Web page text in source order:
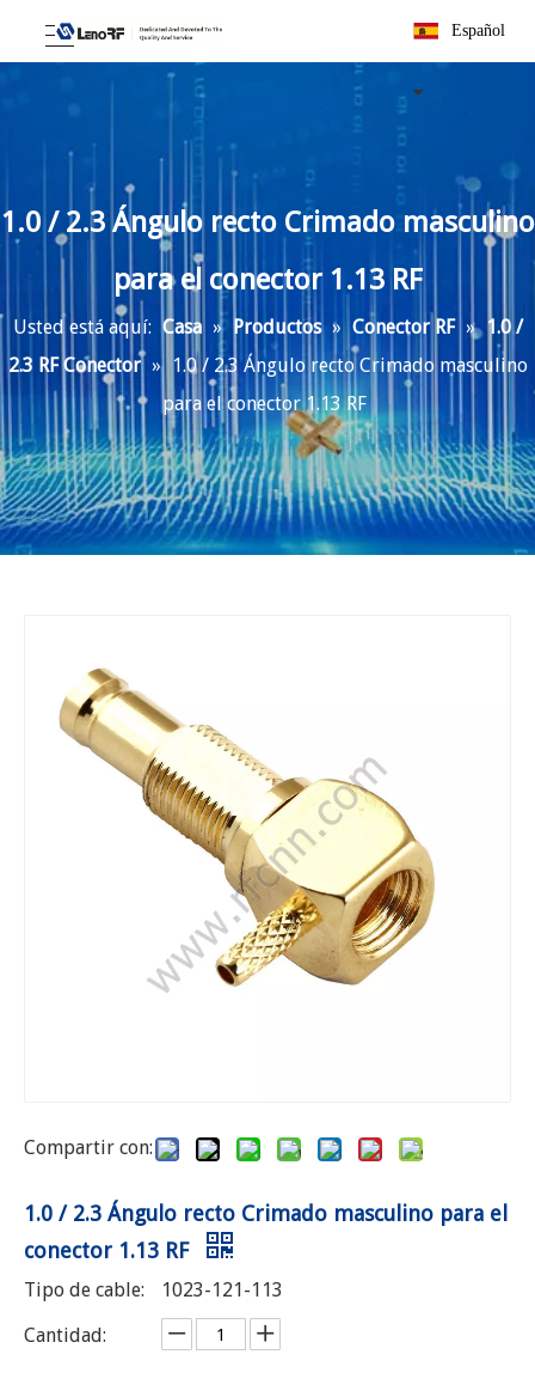
Español
1.0 / 2.3 Ángulo recto Crimado masculino
para el conector 1.13 RF
Usted está aquí: Casa » Productos » Conector RF » 1.0 /
2.3 RF Conector » 1.0 / 2.3 Ángulo recto Crimado masculino
para el conector 1.13 RF
Compartir con:
1.0 / 2.3 Ángulo recto Crimado masculino para el
conector 1.13 RF
Tipo de cable:
1023-121-113
Cantidad: